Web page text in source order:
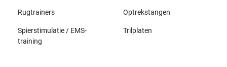
Rugtrainers Optrekstangen
Spierstimulatie / EMS-
training
Trilplaten